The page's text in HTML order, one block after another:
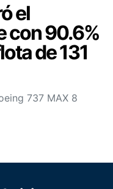
el
con 90.6%
de 131
737 MAX 8